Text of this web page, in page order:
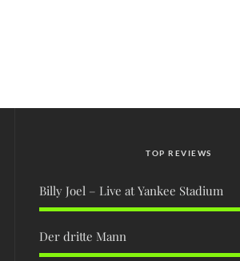
TOP REVIEWS
Billy Joel – Live at Yankee Stadium
Der dritte Mann